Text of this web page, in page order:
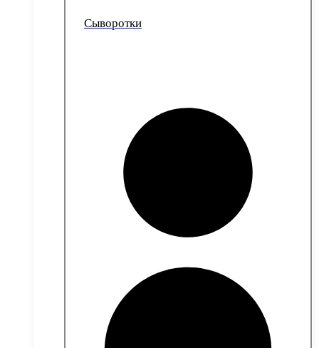
Сыворотки